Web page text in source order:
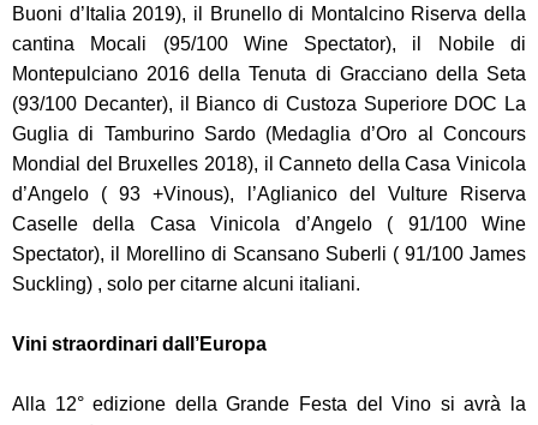
Buoni d’Italia 2019), il Brunello di Montalcino Riserva della
cantina Mocali (95/100 Wine Spectator), il Nobile di
Montepulciano 2016 della Tenuta di Gracciano della Seta
(93/100 Decanter), il Bianco di Custoza Superiore DOC La
Guglia di Tamburino Sardo (Medaglia d’Oro al Concours
Mondial del Bruxelles 2018), il Canneto della Casa Vinicola
d’Angelo ( 93 +Vinous), l’Aglianico del Vulture Riserva
Caselle della Casa Vinicola d’Angelo ( 91/100 Wine
Spectator), il Morellino di Scansano Suberli ( 91/100 James
Suckling) , solo per citarne alcuni italiani.
Vini straordinari dall’Europa
Alla 12° edizione della Grande Festa del Vino si avrà la